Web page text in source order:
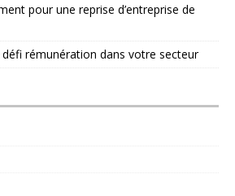
pour une reprise d’entreprise de
rémunération dans votre secteur